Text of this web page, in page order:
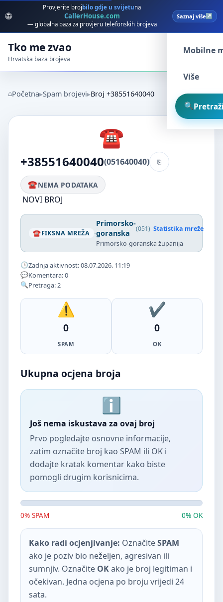
🌐
Provjerite broj bilo gdje u svijetuna
CallerHouse.com
— globalna baza za provjeru telefonskih brojeva
Saznaj više
Tko me zvao
Hrvatska baza brojeva
Spam
Mobilne
Više
Početna Spam brojevi Broj +38551640040
+38551640040(051640040)
NEMA PODATAKA
NOVI BROJ
FIKSNA MREŽA ·
Primorsko-
goranska
(051) Statistika mreže
Primorsko-goranska županija
Zadnja aktivnost: 08.07.2026. 11:19
Komentara: 0
Pretraga: 2
0
SPAM
0
OK
Ukupna ocjena broja
Još nema iskustava za ovaj broj
Prvo pogledajte osnovne informacije,
zatim označite broj kao SPAM ili OK i
dodajte kratak komentar kako biste
pomogli drugim korisnicima.
0% SPAM 0% OK
Kako radi ocjenjivanje: OznačiteSPAM
ako je poziv bio neželjen, agresivan ili
sumnjiv. Označite OKako je broj legitiman i
očekivan. Jedna ocjena po broju vrijedi 24
sata.